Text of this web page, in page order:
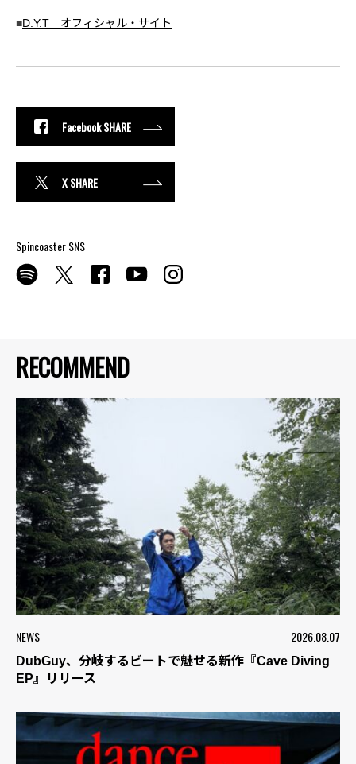
RECOMMEND
NEWS 2026.08.07
DubGuy、分岐するビートで魅せる新作『Cave Diving
EP』リリース
■D.Y.T オフィシャル・サイト
Facebook SHARE
X SHARE
Spincoaster SNS